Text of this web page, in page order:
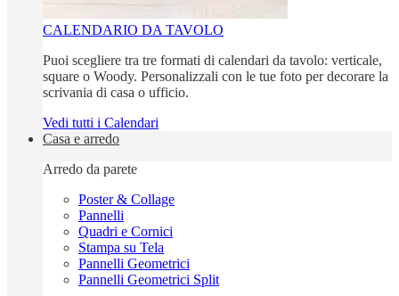
CALENDARIO DA TAVOLO
Puoi scegliere tra tre formati di calendari da tavolo: verticale,
square o Woody. Personalizzali con le tue foto per decorare la
scrivania di casa o ufficio.
Vedi tutti i Calendari
Casa e arredo
Arredo da parete
Poster & Collage
Pannelli
Quadri e Cornici
Stampa su Tela
Pannelli Geometrici
Pannelli Geometrici Split